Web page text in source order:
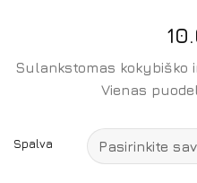
Sulankstomas kokybiško
Vienas
Spalva